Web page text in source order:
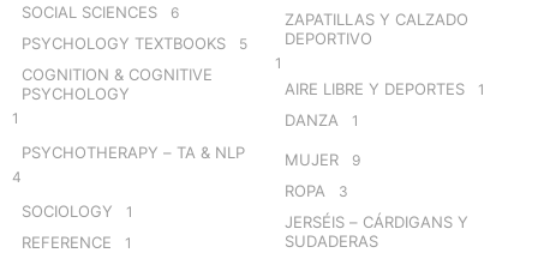
SOCIAL SCIENCES 6
PSYCHOLOGY TEXTBOOKS 5
COGNITION & COGNITIVE
PSYCHOLOGY
1
PSYCHOTHERAPY – TA & NLP
4
SOCIOLOGY 1
REFERENCE 1
ZAPATILLAS Y CALZADO
DEPORTIVO
1
AIRE LIBRE Y DEPORTES 1
DANZA 1
MUJER 9
ROPA 3
JERSÉIS – CÁRDIGANS Y
SUDADERAS